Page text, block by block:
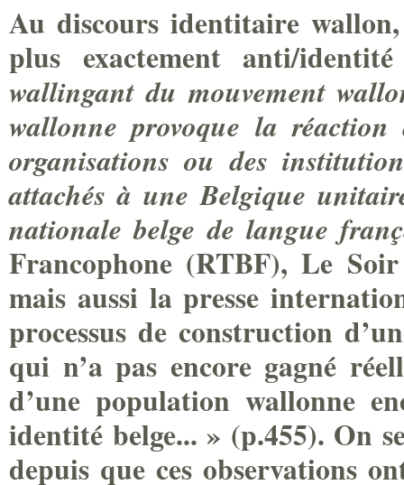
Au discours identitaire
plus exactement anti/
wallingant du mouvement
wallonne provoque la
organisations ou des
attachés à une Belgique
nationale belge de langue
Francophone (RTBF),Le Soir
mais aussi la presse
processus de construction
qui n’a pas encore gagné
d’une population wallonne
identité belge... » (p.455). On
depuis que ces observations